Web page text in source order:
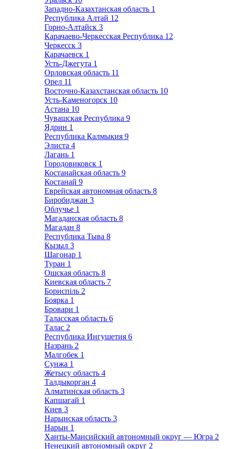
Западно-Казахтанская область 1
Республика Алтай 12
Горно-Алтайск 3
Карачаево-Черкесская Республика 12
Черкесск 3
Карачаевск 1
Усть-Джегута 1
Орловская область 11
Орел 11
Восточно-Казахстанская область 10
Усть-Каменогорск 10
Астана 10
Чувашская Республика 9
Ядрин 1
Республика Калмыкия 9
Элиста 4
Лагань 1
Городовиковск 1
Костанайская область 9
Костанай 9
Еврейская автономная область 8
Биробиджан 3
Облучье 1
Магаданская область 8
Магадан 8
Республика Тыва 8
Кызыл 3
Шагонар 1
Туран 1
Ошская область 8
Киевская область 7
Бориспіль 2
Боярка 1
Бровари 1
Таласская область 6
Талас 2
Республика Ингушетия 6
Назрань 2
Малгобек 1
Сунжа 1
Жетысу область 4
Талдыкорган 4
Алматинская область 3
Капшагай 1
Киев 3
Нарынская область 3
Нарын 1
Ханты-Мансийский автономный округ — Югра 2
Ненецкий автономный округ 2